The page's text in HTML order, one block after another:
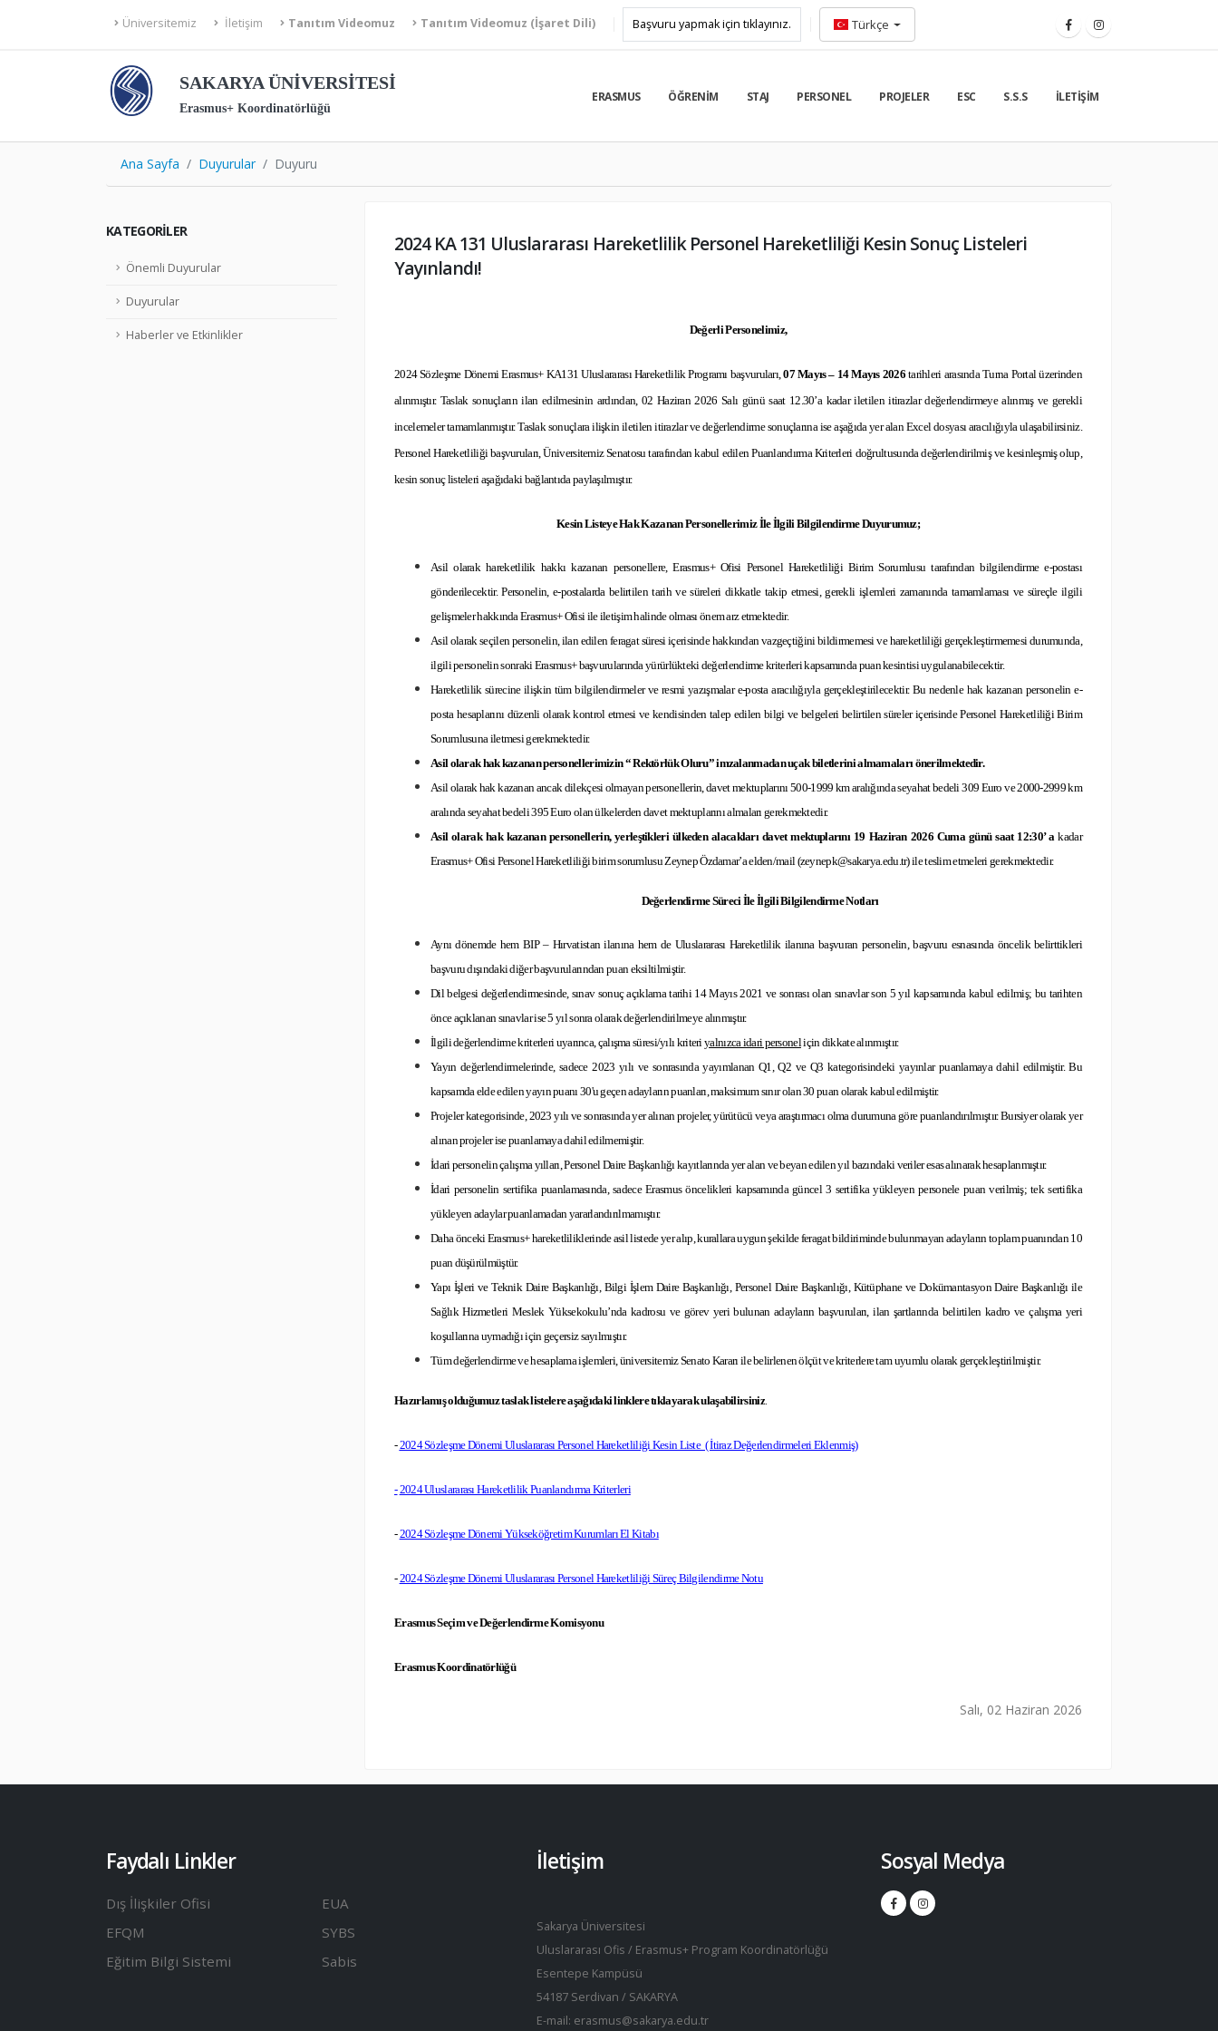
Üniversitemiz İletişim Tanıtım Videomuz Tanıtım Videomuz (İşaret Dili) Başvuru yapmak için tıklayınız. Türkçe
SAKARYA ÜNİVERSİTESİ
Erasmus+ Koordinatörlüğü
ERASMUS ÖĞRENIM STAJ PERSONEL PROJELER ESC S.S.S İLETIŞIM
Ana Sayfa Duyurular Duyuru
KATEGORILER
Önemli Duyurular
Duyurular
Haberler ve Etkinlikler
2024 KA 131 Uluslararası Hareketlilik Personel Hareketliliği Kesin Sonuç Listeleri
Yayınlandı!
Değerli Personelimiz,
2024 Sözleşme Dönemi Erasmus+ KA131 Uluslararası Hareketlilik Programı başvuruları,07 Mayıs – 14 Mayıs 2026tarihleri arasında Turna Portal üzerinden
alınmıştır. Taslak sonuçların ilan edilmesinin ardından, 02 Haziran 2026 Salı günü saat 12.30’a kadar iletilen itirazlar değerlendirmeye alınmış ve gerekli
incelemeler tamamlanmıştır. Taslak sonuçlara ilişkin iletilen itirazlar ve değerlendirme sonuçlarına ise aşağıda yer alan Excel dosyası aracılığıyla ulaşabilirsiniz.
Personel Hareketliliği başvuruları, Üniversitemiz Senatosu tarafından kabul edilen Puanlandırma Kriterleri doğrultusunda değerlendirilmiş ve kesinleşmiş olup,
kesin sonuç listeleri aşağıdaki bağlantıda paylaşılmıştır.
Kesin Listeye Hak Kazanan Personellerimiz İle İlgili Bilgilendirme Duyurumuz;
Asil olarak hareketlilik hakkı kazanan personellere, Erasmus+ Ofisi Personel Hareketliliği Birim Sorumlusu tarafından bilgilendirme e-postası
gönderilecektir. Personelin, e-postalarda belirtilen tarih ve süreleri dikkatle takip etmesi, gerekli işlemleri zamanında tamamlaması ve süreçle ilgili
gelişmeler hakkında Erasmus+ Ofisi ile iletişim halinde olması önem arz etmektedir.
Asil olarak seçilen personelin, ilan edilen feragat süresi içerisinde hakkından vazgeçtiğini bildirmemesi ve hareketliliği gerçekleştirmemesi durumunda,
ilgili personelin sonraki Erasmus+ başvurularında yürürlükteki değerlendirme kriterleri kapsamında puan kesintisi uygulanabilecektir.
Hareketlilik sürecine ilişkin tüm bilgilendirmeler ve resmi yazışmalar e-posta aracılığıyla gerçekleştirilecektir. Bu nedenle hak kazanan personelin e-
posta hesaplarını düzenli olarak kontrol etmesi ve kendisinden talep edilen bilgi ve belgeleri belirtilen süreler içerisinde Personel Hareketliliği Birim
Sorumlusuna iletmesi gerekmektedir.
Asil olarak hak kazanan personellerimizin “ Rektörlük Oluru” imzalanmadan uçak biletlerini almamaları önerilmektedir.
Asil olarak hak kazanan ancak dilekçesi olmayan personellerin, davet mektuplarını 500-1999 km aralığında seyahat bedeli 309 Euro ve 2000-2999 km
aralında seyahat bedeli 395 Euro olan ülkelerden davet mektuplarını almaları gerekmektedir.
Asil olarak hak kazanan personellerin, yerleştikleri ülkeden alacakları davet mektuplarını 19 Haziran 2026 Cuma günü saat 12:30’ akadar
Erasmus+ Ofisi Personel Hareketliliği birim sorumlusu Zeynep Özdamar’a elden/mail (zeynepk@sakarya.edu.tr) ile teslim etmeleri gerekmektedir.
Değerlendirme Süreci İle İlgili Bilgilendirme Notları
Aynı dönemde hem BIP – Hırvatistan ilanına hem de Uluslararası Hareketlilik ilanına başvuran personelin, başvuru esnasında öncelik belirttikleri
başvuru dışındaki diğer başvurularından puan eksiltilmiştir.
Dil belgesi değerlendirmesinde, sınav sonuç açıklama tarihi 14 Mayıs 2021 ve sonrası olan sınavlar son 5 yıl kapsamında kabul edilmiş; bu tarihten
önce açıklanan sınavlar ise 5 yıl sonra olarak değerlendirilmeye alınmıştır.
İlgili değerlendirme kriterleri uyarınca, çalışma süresi/yılı kriteriyalnızca idari personeliçin dikkate alınmıştır.
Yayın değerlendirmelerinde, sadece 2023 yılı ve sonrasında yayımlanan Q1, Q2 ve Q3 kategorisindeki yayınlar puanlamaya dahil edilmiştir. Bu
kapsamda elde edilen yayın puanı 30'u geçen adayların puanları, maksimum sınır olan 30 puan olarak kabul edilmiştir.
Projeler kategorisinde, 2023 yılı ve sonrasında yer alınan projeler, yürütücü veya araştırmacı olma durumuna göre puanlandırılmıştır. Bursiyer olarak yer
alınan projeler ise puanlamaya dahil edilmemiştir.
İdari personelin çalışma yılları, Personel Daire Başkanlığı kayıtlarında yer alan ve beyan edilen yıl bazındaki veriler esas alınarak hesaplanmıştır.
İdari personelin sertifika puanlamasında, sadece Erasmus öncelikleri kapsamında güncel 3 sertifika yükleyen personele puan verilmiş; tek sertifika
yükleyen adaylar puanlamadan yararlandırılmamıştır.
Daha önceki Erasmus+ hareketliliklerinde asil listede yer alıp, kurallara uygun şekilde feragat bildiriminde bulunmayan adayların toplam puanından 10
puan düşürülmüştür.
Yapı İşleri ve Teknik Daire Başkanlığı, Bilgi İşlem Daire Başkanlığı, Personel Daire Başkanlığı, Kütüphane ve Dokümantasyon Daire Başkanlığı ile
Sağlık Hizmetleri Meslek Yüksekokulu’nda kadrosu ve görev yeri bulunan adayların başvuruları, ilan şartlarında belirtilen kadro ve çalışma yeri
koşullarına uymadığı için geçersiz sayılmıştır.
Tüm değerlendirme ve hesaplama işlemleri, üniversitemiz Senato Kararı ile belirlenen ölçüt ve kriterlere tam uyumlu olarak gerçekleştirilmiştir.
Hazırlamış olduğumuz taslak listelere aşağıdaki linklere tıklayarak ulaşabilirsiniz.
-2024 Sözleşme Dönemi Uluslararası Personel Hareketliliği Kesin Liste ( İtiraz Değerlendirmeleri Eklenmiş)
-2024 Uluslararası Hareketlilik Puanlandırma Kriterleri
-2024 Sözleşme Dönemi Yükseköğretim Kurumları El Kitabı
-2024 Sözleşme Dönemi Uluslararası Personel Hareketliliği Süreç Bilgilendirme Notu
Erasmus Seçim ve Değerlendirme Komisyonu
Erasmus Koordinatörlüğü
Salı, 02 Haziran 2026
Faydalı Linkler
Dış İlişkiler Ofisi
EUA
EFQM
SYBS
Eğitim Bilgi Sistemi
Sabis
İletişim
Sakarya Üniversitesi
Uluslararası Ofis / Erasmus+ Program Koordinatörlüğü
Esentepe Kampüsü
54187 Serdivan / SAKARYA
E-mail: erasmus@sakarya.edu.tr
Sosyal Medya